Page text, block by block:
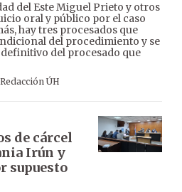
del Este Miguel Prieto y otros
oral y público por el caso
hay tres procesados que
del procedimiento y se
del procesado que
Redacción ÚH
de cárcel
Irún y
supuesto